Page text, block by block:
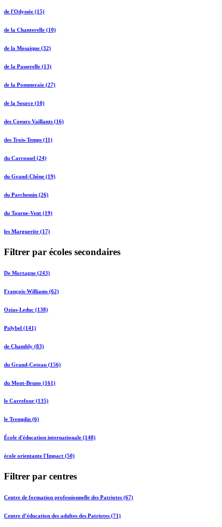
de l'Odyssée (15)
de la Chanterelle (10)
de la Mosaïque (32)
de la Passerelle (13)
de la Pommeraie (27)
de la Source (10)
des Coeurs-Vaillants (16)
des Trois-Temps (11)
du Carrousel (24)
du Grand-Chêne (19)
du Parchemin (26)
du Tourne-Vent (19)
les Marguerite (17)
Filtrer par écoles secondaires
De Mortagne (243)
François-Williams (62)
Ozias-Leduc (138)
Polybel (141)
de Chambly (83)
du Grand-Coteau (156)
du Mont-Bruno (161)
le Carrefour (135)
le Tremplin (6)
École d'éducation internationale (148)
école orientante l'Impact (50)
Filtrer par centres
Centre de formation professionnelle des Patriotes (67)
Centre d’éducation des adultes des Patriotes (71)